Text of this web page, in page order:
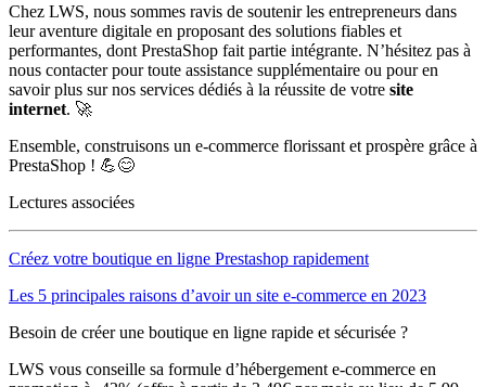
Chez LWS, nous sommes ravis de soutenir les entrepreneurs dans
leur aventure digitale en proposant des solutions fiables et
performantes, dont PrestaShop fait partie intégrante. N’hésitez pas à
nous contacter pour toute assistance supplémentaire ou pour en
savoir plus sur nos services dédiés à la réussite de votre site
internet. 🚀
Ensemble, construisons un e-commerce florissant et prospère grâce à
PrestaShop ! 💪😊
Lectures associées
Créez votre boutique en ligne Prestashop rapidement
Les 5 principales raisons d’avoir un site e-commerce en 2023
Besoin de créer une boutique en ligne rapide et sécurisée ?
LWS vous conseille sa formule d’hébergement e-commerce en